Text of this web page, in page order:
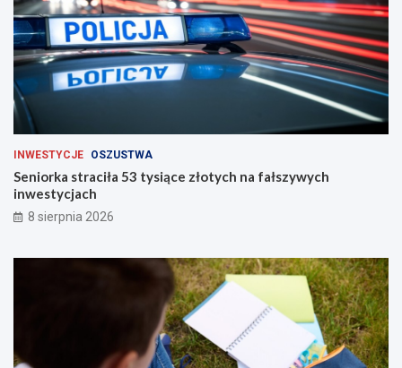
INWESTYCJE OSZUSTWA
Seniorka straciła 53 tysiące złotych na fałszywych
inwestycjach
8 sierpnia 2026